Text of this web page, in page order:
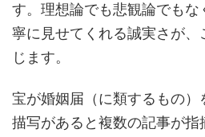
す。理想論でも悲観論でも
寧に見せてくれる誠実さが
じます。
宝が婚姻届（に類するもの）
描写があると複数の記事が